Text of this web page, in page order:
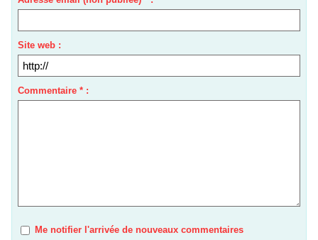
Site web :
Commentaire * :
Me notifier l'arrivée de nouveaux commentaires